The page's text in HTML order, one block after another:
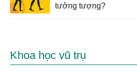
tưởng tượng?
Khoa học vũ trụ